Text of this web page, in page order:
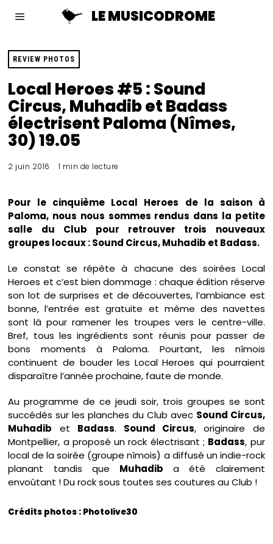
LE MUSICODROME
REVIEW PHOTOS
Local Heroes #5 : Sound
Circus, Muhadib et Badass
électrisent Paloma (Nîmes,
30) 19.05
2 juin 2016 1 min de lecture
Pour le cinquième Local Heroes de la saison à
Paloma, nous nous sommes rendus dans la petite
salle du Club pour retrouver trois nouveaux
groupes locaux : Sound Circus, Muhadib et Badass.
Le constat se répète à chacune des soirées Local
Heroes et c’est bien dommage : chaque édition réserve
son lot de surprises et de découvertes, l’ambiance est
bonne, l’entrée est gratuite et même des navettes
sont là pour ramener les troupes vers le centre-ville.
Bref, tous les ingrédients sont réunis pour passer de
bons moments à Paloma. Pourtant, les nîmois
continuent de bouder les Local Heroes qui pourraient
disparaître l’année prochaine, faute de monde.
Au programme de ce jeudi soir, trois groupes se sont
succédés sur les planches du Club avec Sound Circus,
Muhadib et Badass. Sound Circus, originaire de
Montpellier, a proposé un rock électrisant ; Badass, pur
local de la soirée (groupe nîmois) a diffusé un indie-rock
planant tandis que Muhadib a été clairement
envoûtant ! Du rock sous toutes ses coutures au Club !
Crédits photos : Photolive30